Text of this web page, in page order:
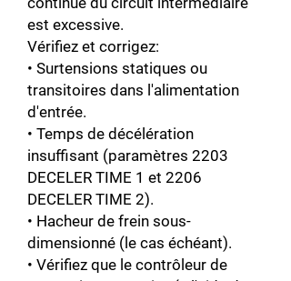
est excessive.
Vérifiez et corrigez:
• Surtensions statiques ou
transitoires dans l'alimentation
d'entrée.
• Temps de décélération
insuffisant (paramètres 2203
DECELER TIME 1 et 2206
DECELER TIME 2).
• Hacheur de frein sous-
dimensionné (le cas échéant).
• Vérifiez que le contrôleur de